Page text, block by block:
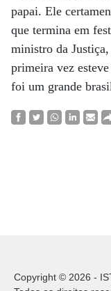
papai. Ele
que termina em
ministro da
primeira vez
foi um grande
Copyright © 2026 -